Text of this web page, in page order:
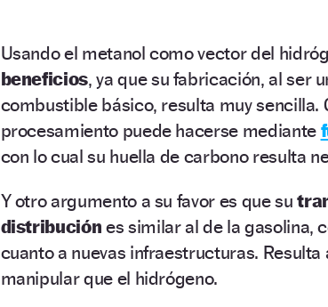
Usando el metanol como vector del
beneficios, ya que su fabricación, al ser
combustible básico, resulta muy sencilla.
procesamiento puede hacerse mediante
con lo cual su huella de carbono resulta
Y otro argumento a su favor es que su
distribución es similar al de la gasolina,
cuanto a nuevas infraestructuras. Resulta
manipular que el hidrógeno.